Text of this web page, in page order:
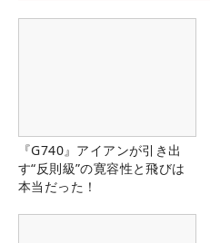
『G740』アイアンが引き出
す“反則級”の寛容性と飛びは
本当だった！